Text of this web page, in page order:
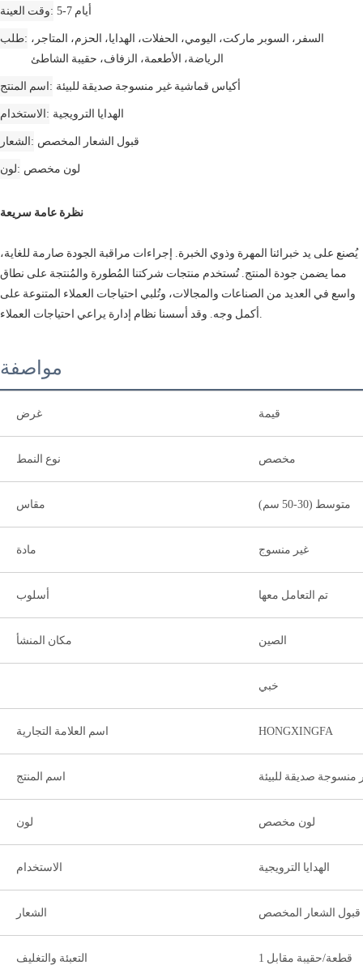
وقت العينة 5-7 أيام
طلب السفر، السوبر ماركت، اليومي، الحفلات، الهدايا، الحزم، المتاجر،
الرياضة، الأطعمة، الزفاف، حقيبة الشاطئ
اسم المنتج أكياس قماشية غير منسوجة صديقة للبيئة
الاستخدام الهدايا الترويجية
الشعار قبول الشعار المخصص
لون لون مخصص
نظرة عامة سريعة
يُصنع على يد خبرائنا المهرة وذوي الخبرة. إجراءات مراقبة الجودة صارمة للغاية،
مما يضمن جودة المنتج. تُستخدم منتجات شركتنا المُطورة والمُنتجة على نطاق
واسع في العديد من الصناعات والمجالات، وتُلبي احتياجات العملاء المتنوعة على
مواصفة
غرض قيمة
نوع النمط مخصص
مقاس متوسط ​​(30-50 سم)
مادة غير منسوج
أسلوب تم التعامل معها
مكان المنشأ الصين
خبي
اسم العلامة التجارية HONGXINGFA
اسم المنتج منسوجة صديقة للبيئة
لون لون مخصص
الاستخدام الهدايا الترويجية
الشعار قبول الشعار المخصص
التعبئة والتغليف 1 قطعة/حقيبة مقابل